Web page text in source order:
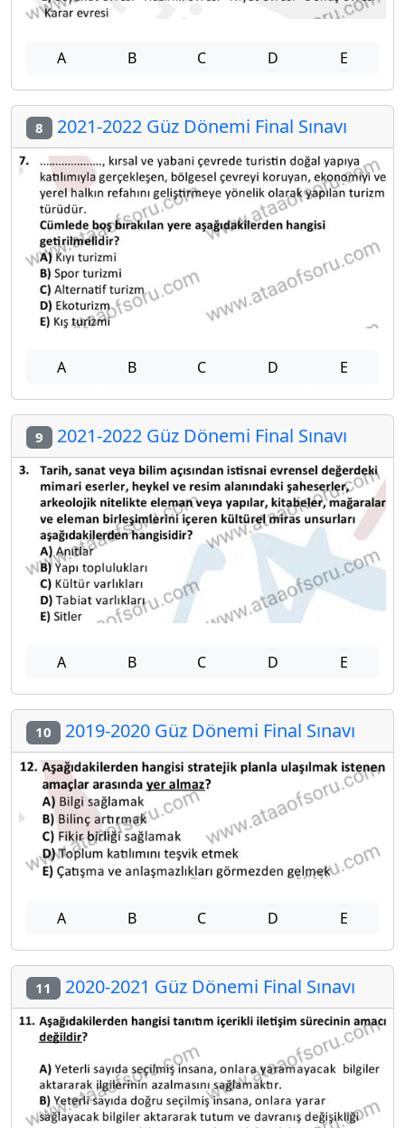
A B C D E
8 2021-2022 Güz Dönemi Final Sınavı
A B C D E
9 2021-2022 Güz Dönemi Final Sınavı
A B C D E
10 2019-2020 Güz Dönemi Final Sınavı
A B C D E
11 2020-2021 Güz Dönemi Final Sınavı